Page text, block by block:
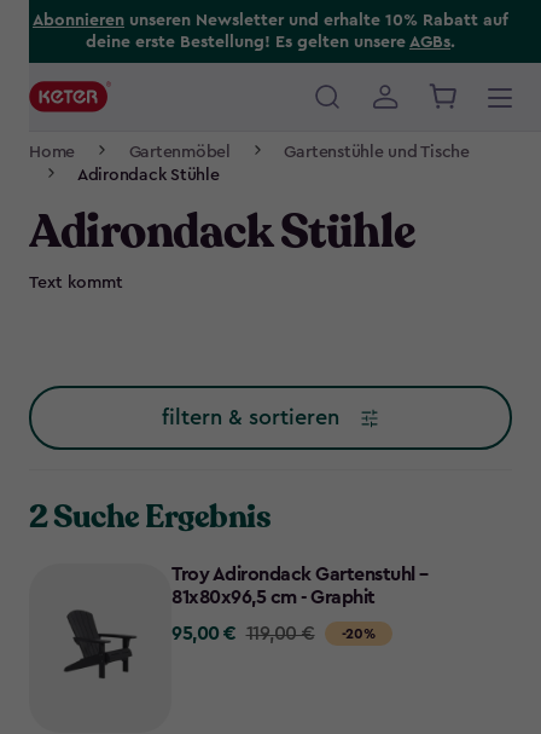
Abonnieren unseren Newsletter und erhalte 10% Rabatt auf
deine erste Bestellung! Es gelten unsere AGBs.
Main
Navigation
Home Gartenmöbel
Gartenstühle und Tische
Adirondack Stühle
Adirondack Stühle
Text kommt
filtern & sortieren
2 Suche Ergebnis
Troy Adirondack Gartenstuhl –
81x80x96,5 cm - Graphit
-20%
Price
95,00 € 119,00 €